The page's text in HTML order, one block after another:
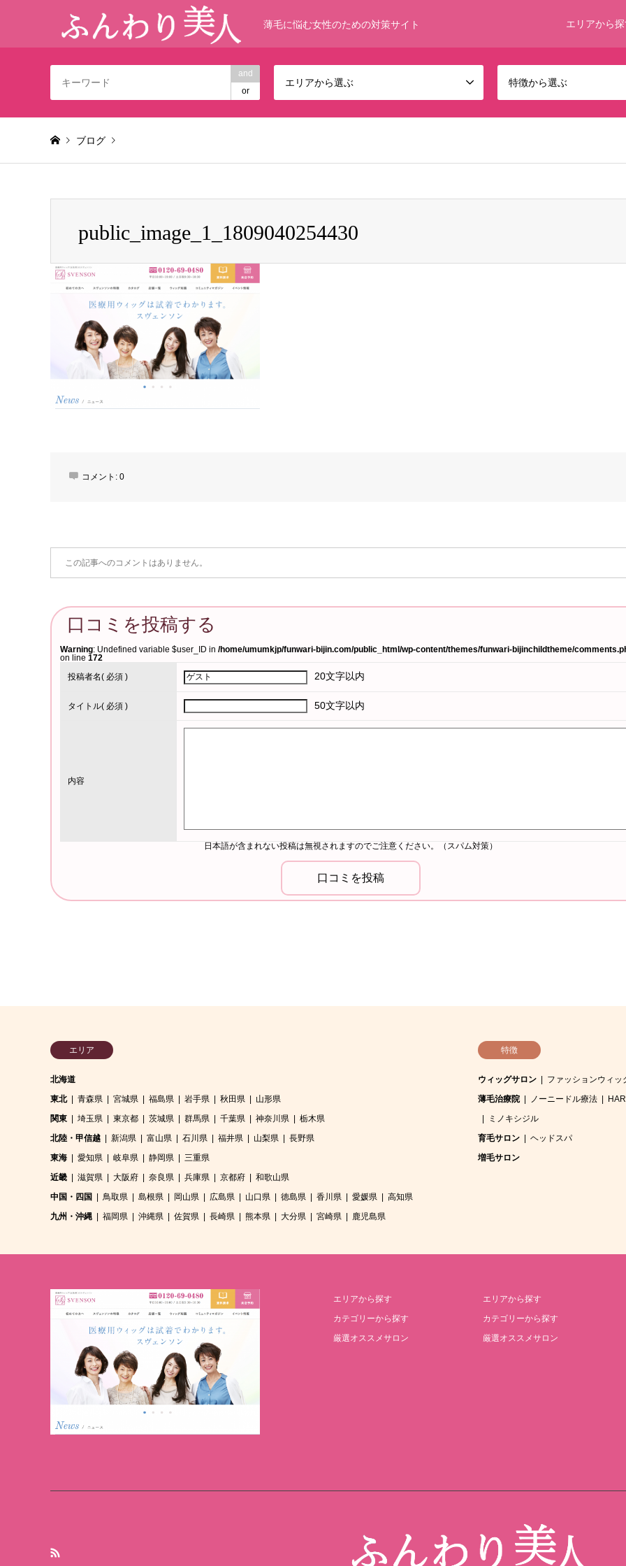
薄毛に悩む女性のための対策サイト エリアから
and
or
エリアから選ぶ 特徴から選ぶ
ブログ
public_image_1_1809040254430
public_image_1_1809040254430
コメント: 0
この記事へのコメントはありません。
口コミを投稿する
Warning : Undefined variable $user_ID in /home/umumkjp/funwari-bijin.com/public_html/wp-content/themes/funwari-bijinchildtheme/
on line 172
投稿者名( 必須 ) 20文字以内
タイトル( 必須 ) 50文字以内
内容
日本語が含まれない投稿は無視されますのでご注意ください。（スパム対策）
エリア
北海道
東北
青森県 宮城県 福島県 岩手県 秋田県
山形県
関東
埼玉県 東京都 茨城県 群馬県 千葉県 神奈川県
栃木県
北陸・甲信越
新潟県 富山県 石川県 福井県 山梨県
長野県
東海
愛知県 岐阜県 静岡県
三重県
近畿
滋賀県 大阪府 奈良県 兵庫県 京都府
和歌山県
中国・四国
鳥取県 島根県 岡山県 広島県 山口県 徳島県 香川県 愛媛県
高知県
九州・沖縄
福岡県 沖縄県 佐賀県 長崎県 熊本県 大分県 宮崎県 鹿児島県
特徴
ウィッグサロン
ファッションウィッ
薄毛治療院
ノーニードル療法
ミノキシジル
育毛サロン
ヘッドスパ
増毛サロン
エリアから探す
カテゴリーから探す
厳選オススメサロン
エリアから探す
カテゴリーから探す
厳選オススメサロン